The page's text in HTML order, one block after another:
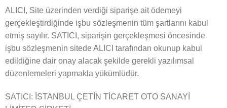
ALICI, Site üzerinden verdiği siparişe ait ödemeyi
gerçekleştirdiğinde işbu sözleşmenin tüm şartlarını kabul
etmiş sayılır. SATICI, siparişin gerçekleşmesi öncesinde
işbu sözleşmenin sitede ALICI tarafından okunup kabul
edildiğine dair onay alacak şekilde gerekli yazılımsal
düzenlemeleri yapmakla yükümlüdür.
SATICI: İSTANBUL ÇETİN TİCARET OTO SANAYİ